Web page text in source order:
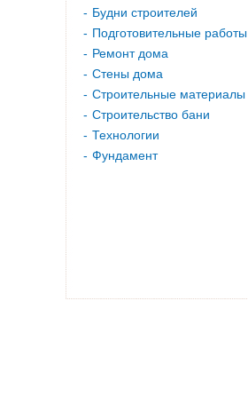
Будни строителей
Подготовительные работы
Ремонт дома
Стены дома
Строительные материалы
Строительство бани
Технологии
Фундамент